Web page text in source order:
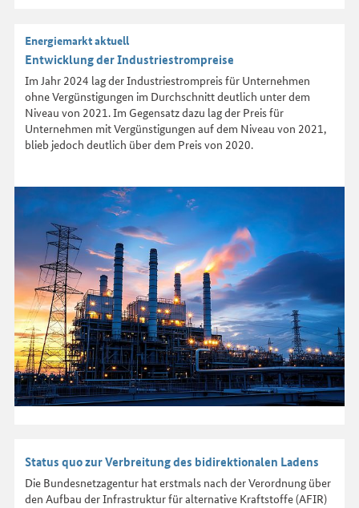
Energiemarkt aktuell
Entwicklung der Industriestrompreise
Im Jahr 2024 lag der Industriestrompreis für Unternehmen
ohne Vergünstigungen im Durchschnitt deutlich unter dem
Niveau von 2021. Im Gegensatz dazu lag der Preis für
Unternehmen mit Vergünstigungen auf dem Niveau von 2021,
blieb jedoch deutlich über dem Preis von 2020.
Status quo zur Verbreitung des bidirektionalen Ladens
Die Bundesnetzagentur hat erstmals nach der Verordnung über
den Aufbau der Infrastruktur für alternative Kraftstoffe (AFIR)